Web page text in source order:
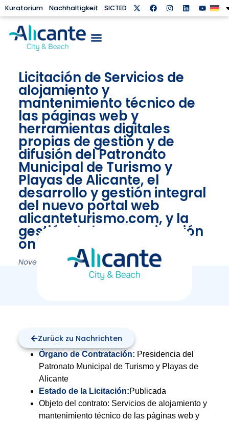
Kuratorium Nachhaltigkeit SICTED
Licitación de Servicios de
alojamiento y
mantenimiento técnico de
las páginas web y
herramientas digitales
propias de gestión y de
difusión del Patronato
Municipal de Turismo y
Playas de Alicante, el
desarrollo y gestión integral
del nuevo portal web
alicanteturismo.com, y la
gestión de la comunicación
online.
November 10, 2023
Zurück zu Nachrichten
Órgano de Contratación: Presidencia del
Patronato Municipal de Turismo y Playas de
Alicante
Estado de la Licitación:Publicada
Objeto del contrato: Servicios de alojamiento y
mantenimiento técnico de las páginas web y